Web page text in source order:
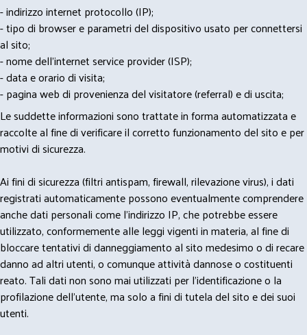
- indirizzo internet protocollo (IP);
- tipo di browser e parametri del dispositivo usato per connettersi
al sito;
- nome dell'internet service provider (ISP);
- data e orario di visita;
- pagina web di provenienza del visitatore (referral) e di uscita;
Le suddette informazioni sono trattate in forma automatizzata e
raccolte al fine di verificare il corretto funzionamento del sito e per
motivi di sicurezza.
Ai fini di sicurezza (filtri antispam, firewall, rilevazione virus), i dati
registrati automaticamente possono eventualmente comprendere
anche dati personali come l'indirizzo IP, che potrebbe essere
utilizzato, conformemente alle leggi vigenti in materia, al fine di
bloccare tentativi di danneggiamento al sito medesimo o di recare
danno ad altri utenti, o comunque attività dannose o costituenti
reato. Tali dati non sono mai utilizzati per l'identificazione o la
profilazione dell'utente, ma solo a fini di tutela del sito e dei suoi
utenti.